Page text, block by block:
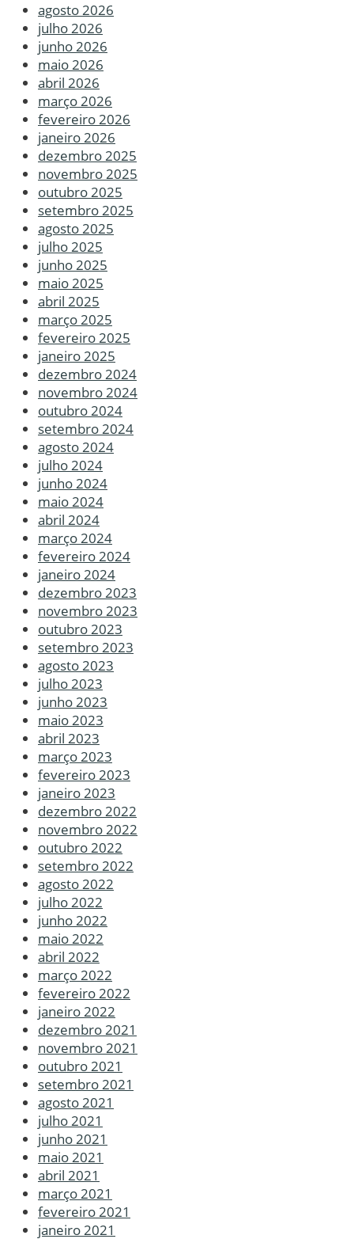
agosto 2026
julho 2026
junho 2026
maio 2026
abril 2026
março 2026
fevereiro 2026
janeiro 2026
dezembro 2025
novembro 2025
outubro 2025
setembro 2025
agosto 2025
julho 2025
junho 2025
maio 2025
abril 2025
março 2025
fevereiro 2025
janeiro 2025
dezembro 2024
novembro 2024
outubro 2024
setembro 2024
agosto 2024
julho 2024
junho 2024
maio 2024
abril 2024
março 2024
fevereiro 2024
janeiro 2024
dezembro 2023
novembro 2023
outubro 2023
setembro 2023
agosto 2023
julho 2023
junho 2023
maio 2023
abril 2023
março 2023
fevereiro 2023
janeiro 2023
dezembro 2022
novembro 2022
outubro 2022
setembro 2022
agosto 2022
julho 2022
junho 2022
maio 2022
abril 2022
março 2022
fevereiro 2022
janeiro 2022
dezembro 2021
novembro 2021
outubro 2021
setembro 2021
agosto 2021
julho 2021
junho 2021
maio 2021
abril 2021
março 2021
fevereiro 2021
janeiro 2021